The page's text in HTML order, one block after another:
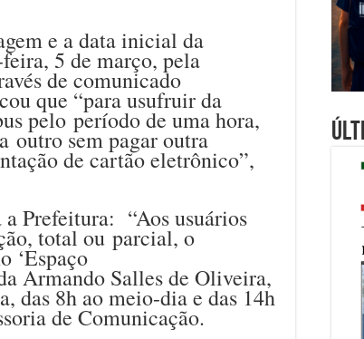
e a data inicial da
5 de março, pela
de comunicado
que “para usufruir da
pelo período de uma hora,
outro sem pagar outra
de cartão eletrônico”,
Prefeitura: “Aos usuários
total ou parcial, o
‘Espaço
Armando Salles de Oliveira,
das 8h ao meio-dia e das 14h
de Comunicação.